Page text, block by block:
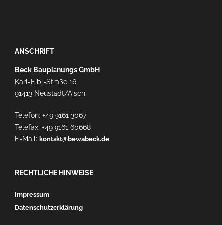
ANSCHRIFT
Beck Bauplanungs GmbH
Karl-Eibl-Straße 16
91413 Neustadt/Aisch
Telefon: +49 9161 3067
Telefax: +49 9161 60668
E-Mail: kontakt@bewabeck.de
RECHTLICHE HINWEISE
Impressum
Datenschutzerklärung